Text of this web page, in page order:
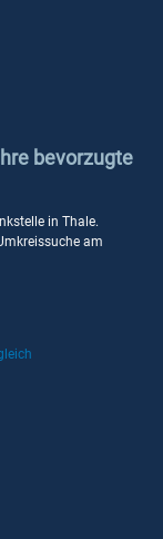
bevorzugte
in Thale.
am